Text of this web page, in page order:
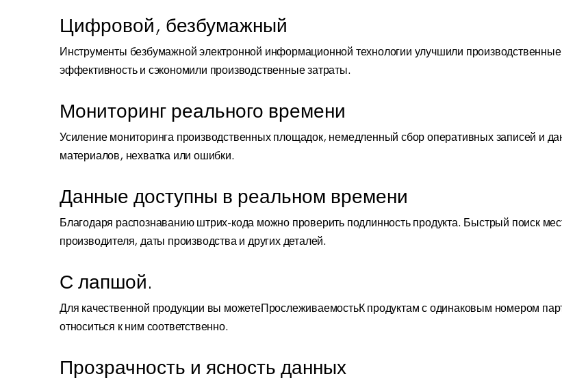
Цифровой, безбумажный
Инструменты безбумажной электронной информационной технологии улучшили
эффективность и сэкономили производственные затраты.
Мониторинг реального времени
Усиление мониторинга производственных площадок, немедленный сбор оперативных записей и
материалов, нехватка или ошибки.
Данные доступны в реальном времени
Благодаря распознаванию штрих-кода можно проверить подлинность продукта. Быстрый поиск
производителя, даты производства и других деталей.
С лапшой.
Для качественной продукции вы можетеПрослеживаемостьК продуктам с одинаковым номером
относиться к ним соответственно.
Прозрачность и ясность данных